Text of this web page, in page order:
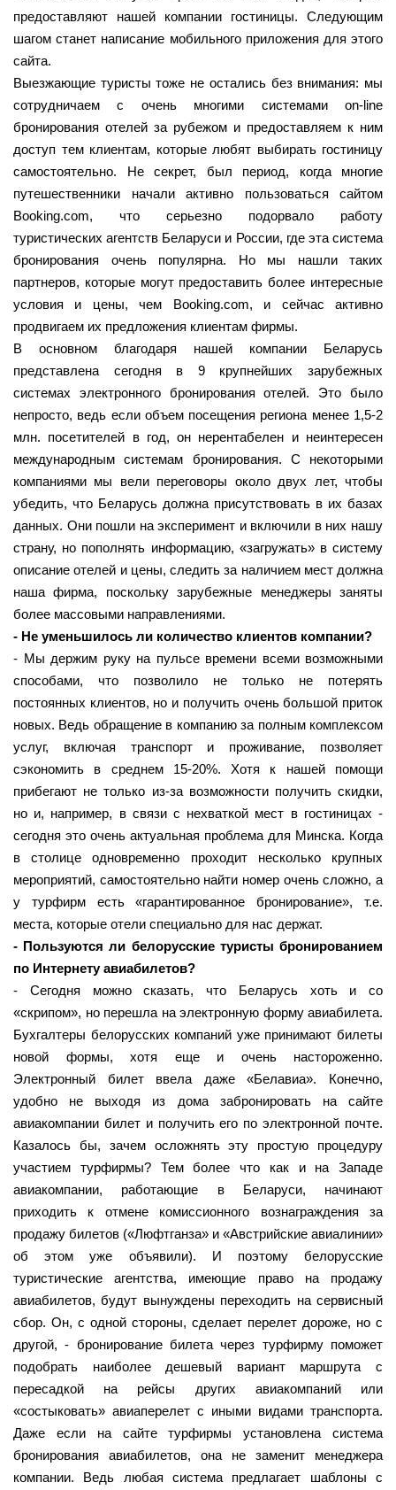
предоставляют нашей компании гостиницы. Следующим
шагом станет написание мобильного приложения для этого
сайта.
Выезжающие туристы тоже не остались без внимания: мы
сотрудничаем с очень многими системами on-line
бронирования отелей за рубежом и предоставляем к ним
доступ тем клиентам, которые любят выбирать гостиницу
самостоятельно. Не секрет, был период, когда многие
путешественники начали активно пользоваться сайтом
Booking.com, что серьезно подорвало работу
туристических агентств Беларуси и России, где эта система
бронирования очень популярна. Но мы нашли таких
партнеров, которые могут предоставить более интересные
условия и цены, чем Booking.com, и сейчас активно
продвигаем их предложения клиентам фирмы.
В основном благодаря нашей компании Беларусь
представлена сегодня в 9 крупнейших зарубежных
системах электронного бронирования отелей. Это было
непросто, ведь если объем посещения региона менее 1,5-2
млн. посетителей в год, он нерентабелен и неинтересен
международным системам бронирования. С некоторыми
компаниями мы вели переговоры около двух лет, чтобы
убедить, что Беларусь должна присутствовать в их базах
данных. Они пошли на эксперимент и включили в них нашу
страну, но пополнять информацию, «загружать» в систему
описание отелей и цены, следить за наличием мест должна
наша фирма, поскольку зарубежные менеджеры заняты
более массовыми направлениями.
- Не уменьшилось ли количество клиентов компании?
- Мы держим руку на пульсе времени всеми возможными
способами, что позволило не только не потерять
постоянных клиентов, но и получить очень большой приток
новых. Ведь обращение в компанию за полным комплексом
услуг, включая транспорт и проживание, позволяет
сэкономить в среднем 15-20%. Хотя к нашей помощи
прибегают не только из-за возможности получить скидки,
но и, например, в связи с нехваткой мест в гостиницах -
сегодня это очень актуальная проблема для Минска. Когда
в столице одновременно проходит несколько крупных
мероприятий, самостоятельно найти номер очень сложно, а
у турфирм есть «гарантированное бронирование», т.е.
места, которые отели специально для нас держат.
- Пользуются ли белорусские туристы бронированием
по Интернету авиабилетов?
- Сегодня можно сказать, что Беларусь хоть и со
«скрипом», но перешла на электронную форму авиабилета.
Бухгалтеры белорусских компаний уже принимают билеты
новой формы, хотя еще и очень настороженно.
Электронный билет ввела даже «Белавиа». Конечно,
удобно не выходя из дома забронировать на сайте
авиакомпании билет и получить его по электронной почте.
Казалось бы, зачем осложнять эту простую процедуру
участием турфирмы? Тем более что как и на Западе
авиакомпании, работающие в Беларуси, начинают
приходить к отмене комиссионного вознаграждения за
продажу билетов («Люфтганза» и «Австрийские авиалинии»
об этом уже объявили). И поэтому белорусские
туристические агентства, имеющие право на продажу
авиабилетов, будут вынуждены переходить на сервисный
сбор. Он, с одной стороны, сделает перелет дороже, но с
другой, - бронирование билета через турфирму поможет
подобрать наиболее дешевый вариант маршрута с
пересадкой на рейсы других авиакомпаний или
«состыковать» авиаперелет с иными видами транспорта.
Даже если на сайте турфирмы установлена система
бронирования авиабилетов, она не заменит менеджера
компании. Ведь любая система предлагает шаблоны с